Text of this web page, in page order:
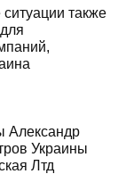
также
Александр
Украины
Лтд